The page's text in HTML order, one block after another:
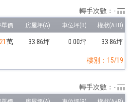
萬 33.86坪 0.00坪 33.86坪
樓別：15/19
轉手次數：-
轉手次數：-